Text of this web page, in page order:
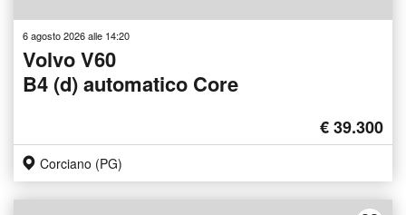
6 agosto 2026 alle 14:20
Volvo V60
B4 (d) automatico Core
€ 39.300
Corciano (PG)